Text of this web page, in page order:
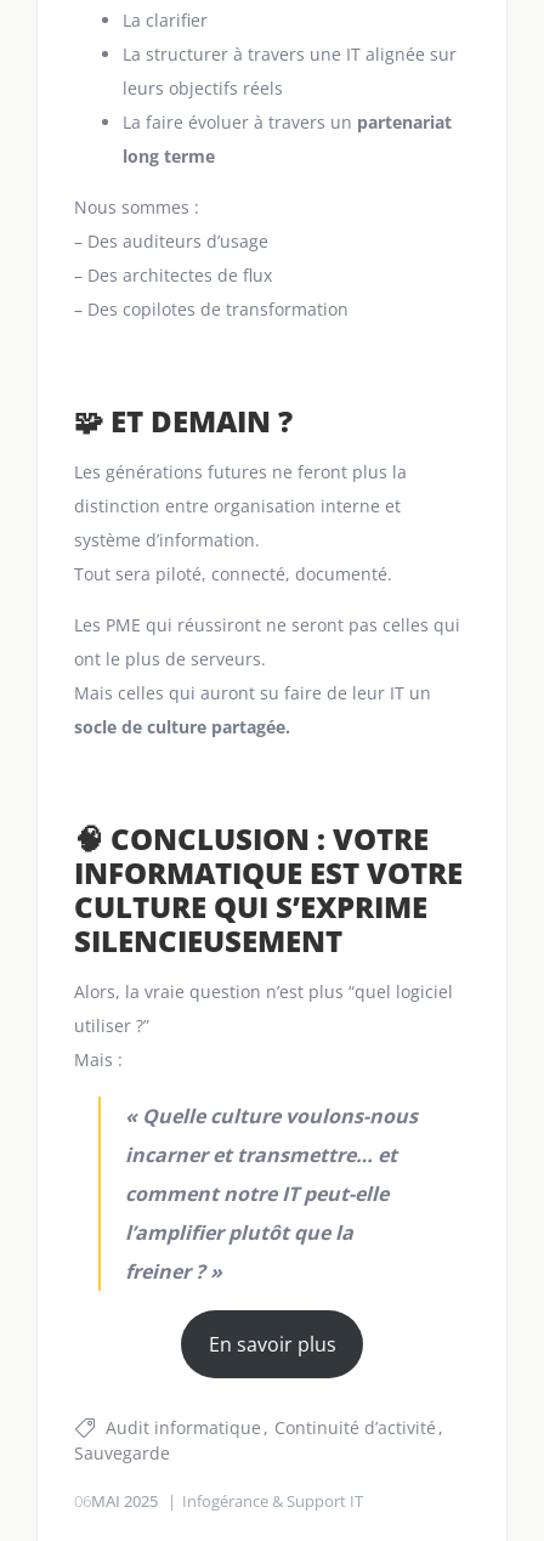
La clarifier
La structurer à travers une IT alignée sur
leurs objectifs réels
La faire évoluer à travers un partenariat
long terme
Nous sommes :
– Des auditeurs d’usage
– Des architectes de flux
– Des copilotes de transformation
🧩 ET DEMAIN ?
Les générations futures ne feront plus la
distinction entre organisation interne et
système d’information.
Tout sera piloté, connecté, documenté.
Les PME qui réussiront ne seront pas celles qui
ont le plus de serveurs.
Mais celles qui auront su faire de leur IT un
socle de culture partagée.
🧠 CONCLUSION : VOTRE
INFORMATIQUE EST VOTRE
CULTURE QUI S’EXPRIME
SILENCIEUSEMENT
Alors, la vraie question n’est plus “quel logiciel
utiliser ?”
Mais :
« Quelle culture voulons-nous
incarner et transmettre… et
comment notre IT peut-elle
l’amplifier plutôt que la
freiner ? »
En savoir plus
Audit informatique
Continuité d’activité
Sauvegarde
06MAI 2025 Infogérance & Support IT